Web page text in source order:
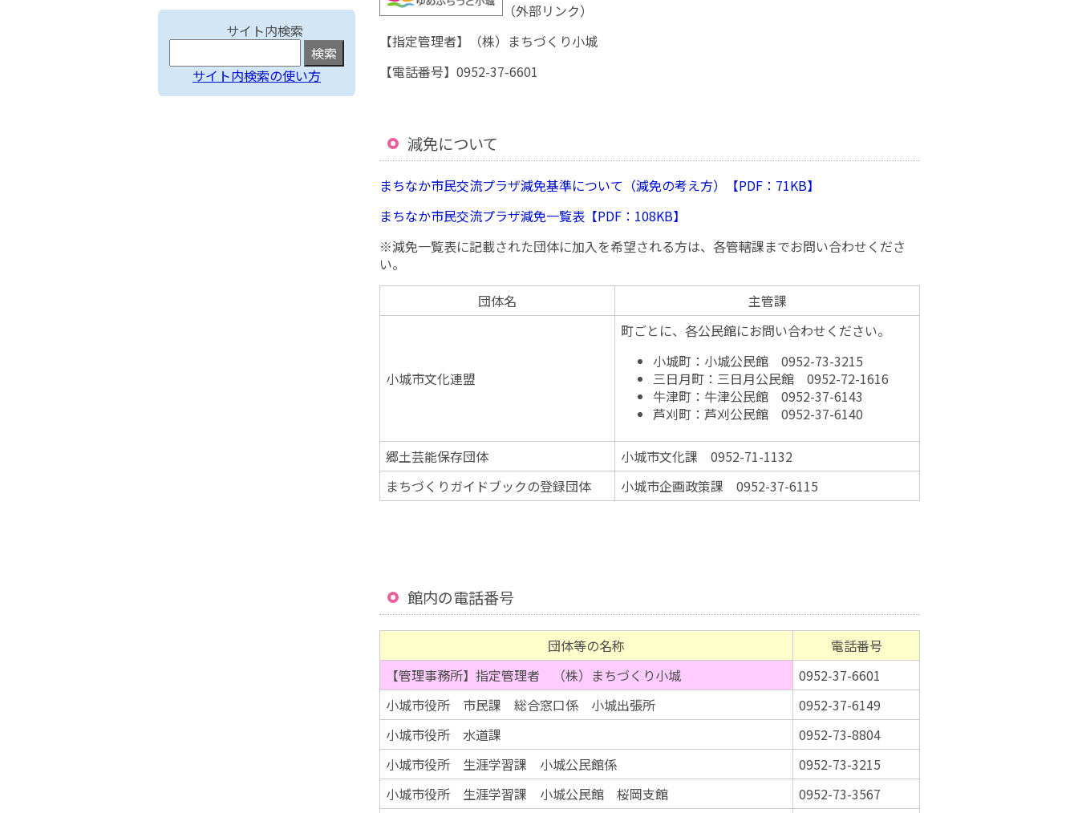
（外部リンク）
【指定管理者】（株）まちづくり小城
【電話番号】0952-37-6601
減免について
まちなか市民交流プラザ減免基準について（減免の考え方）【PDF：71KB】
まちなか市民交流プラザ減免一覧表【PDF：108KB】
※減免一覧表に記載された団体に加入を希望される方は、各管轄課までお問い合わせくださ
い。
団体名
主管課
小城市文化連盟
町ごとに、各公民館にお問い合わせください。
小城町：小城公民館 0952-73-3215
三日月町：三日月公民館 0952-72-1616
牛津町：牛津公民館 0952-37-6143
芦刈町：芦刈公民館 0952-37-6140
郷土芸能保存団体
小城市文化課 0952-71-1132
まちづくりガイドブックの登録団体
小城市企画政策課 0952-37-6115
館内の電話番号
団体等の名称
電話番号
【管理事務所】指定管理者 （株）まちづくり小城
0952-37-6601
小城市役所 市民課 総合窓口係 小城出張所
0952-37-6149
小城市役所 水道課
0952-73-8804
小城市役所 生涯学習課 小城公民館係
0952-73-3215
小城市役所 生涯学習課 小城公民館 桜岡支館
0952-73-3567
サイト内検索
サイト内検索の使い方